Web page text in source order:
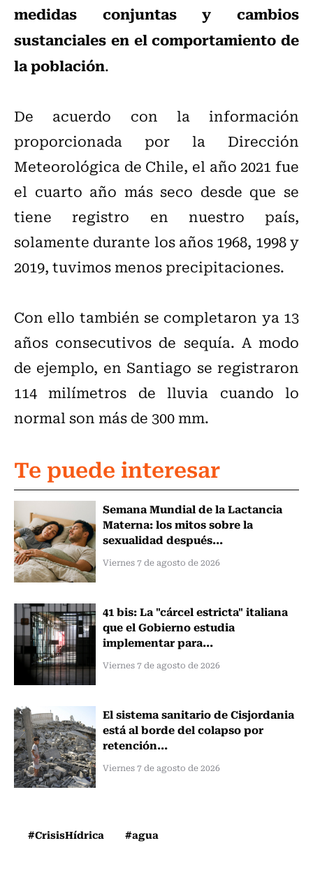
medidas conjuntas y cambios
sustanciales en el comportamiento de
la población.
De acuerdo con la información
proporcionada por la Dirección
Meteorológica de Chile, el año 2021 fue
el cuarto año más seco desde que se
tiene registro en nuestro país,
solamente durante los años 1968, 1998 y
2019, tuvimos menos precipitaciones.
Con ello también se completaron ya 13
años consecutivos de sequía. A modo
de ejemplo, en Santiago se registraron
114 milímetros de lluvia cuando lo
normal son más de 300 mm.
Te puede interesar
Semana Mundial de la Lactancia
Materna: los mitos sobre la
sexualidad después...
Viernes 7 de agosto de 2026
41 bis: La "cárcel estricta" italiana
que el Gobierno estudia
implementar para...
Viernes 7 de agosto de 2026
El sistema sanitario de Cisjordania
está al borde del colapso por
retención...
Viernes 7 de agosto de 2026
#CrisisHídrica #agua